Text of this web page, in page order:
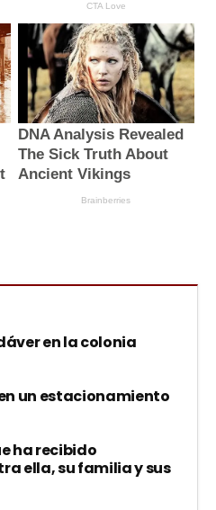
en la colonia
un estacionamiento
ha recibido
ella, su familia y sus